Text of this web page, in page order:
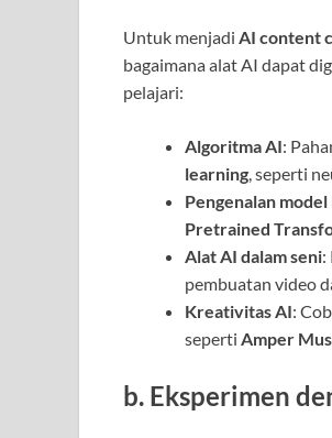
Untuk menjadi AI content
bagaimana alat AI dapat
pelajari:
Algoritma AI:
learning, seperti
Pengenalan model
Pretrained
Alat AI dalam seni:
pembuatan video
Kreativitas AI:
seperti Amper
b. Eksperimen